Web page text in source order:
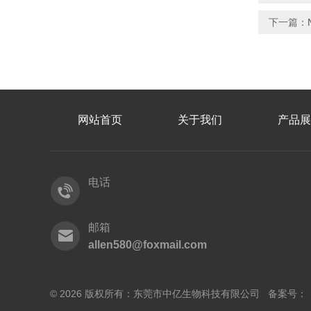
下一篇：
网站首页 关于我们 产品
电话
邮箱
allen580@foxmail.com
© 2026 版权所有：东莞市中亿生物科技有限公司 备案号：